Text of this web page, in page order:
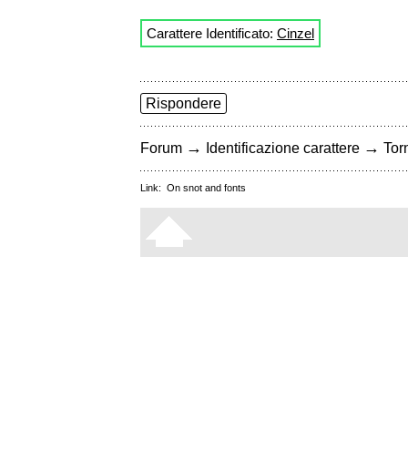
Carattere Identificato: Cinzel
Rispondere
Forum → Identificazione carattere →
Link: On snot and fonts